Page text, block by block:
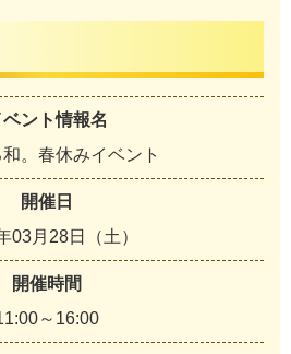
ベント情報名
。春休みイベント
開催日
03月28日（土）
開催時間
～16:00